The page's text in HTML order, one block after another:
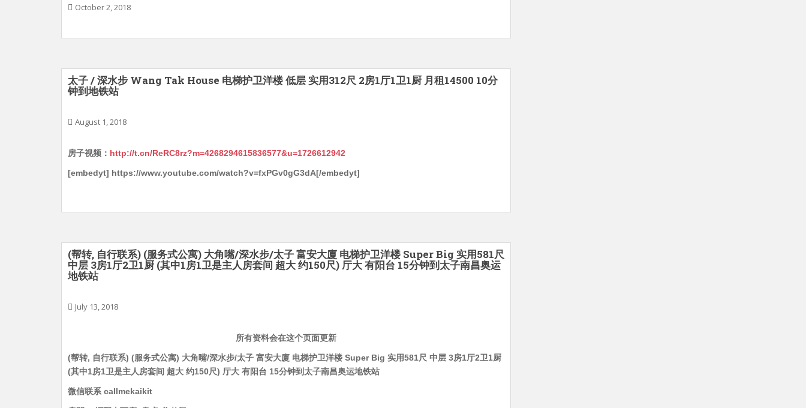
October 2, 2018
太子 / 深水步 Wang Tak House 电梯护卫洋楼 低层 实用312尺 2房1厅1卫1厨 月租14500 10分
钟到地铁站
August 1, 2018
房子视频： http://t.cn/ReRC8rz?m=4268294615836577&u=1726612942
[embedyt] https://www.youtube.com/watch?v=fxPGv0gG3dA[/embedyt]
(帮转, 自行联系) (服务式公寓) 大角嘴/深水步/太子 富安大廈 电梯护卫洋楼 Super Big 实用581尺
中层 3房1厅2卫1厨 (其中1房1卫是主人房套间 超大 约150尺) 厅大 有阳台 15分钟到太子南昌奥运
地铁站
July 13, 2018
所有资料会在这个页面更新
(帮转, 自行联系) (服务式公寓) 大角嘴/深水步/太子 富安大廈 电梯护卫洋楼 Super Big 实用581尺 中层 3房1厅2卫1厨
(其中1房1卫是主人房套间 超大 约150尺) 厅大 有阳台 15分钟到太子南昌奥运地铁站
微信联系 callmekaikit